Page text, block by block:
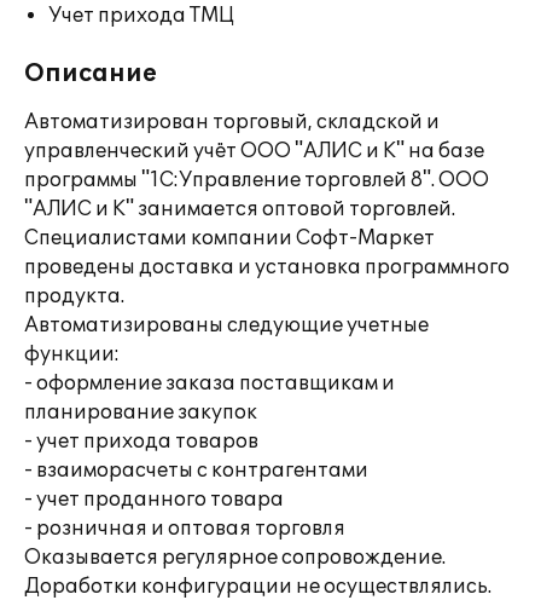
Учет прихода ТМЦ
Описание
Автоматизирован торговый, складской и
управленческий учёт ООО "АЛИС и К" на базе
программы "1С:Управление торговлей 8". ООО
"АЛИС и К" занимается оптовой торговлей.
Специалистами компании Софт-Маркет
проведены доставка и установка программного
продукта.
Автоматизированы следующие учетные
функции:
- оформление заказа поставщикам и
планирование закупок
- учет прихода товаров
- взаиморасчеты с контрагентами
- учет проданного товара
- розничная и оптовая торговля
Оказывается регулярное сопровождение.
Доработки конфигурации не осуществлялись.